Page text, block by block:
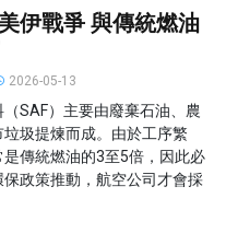
伊戰爭 與傳統燃油
2026-05-13
SAF）主要由廢棄石油、農
圾提煉而成。由於工序繁
是傳統燃油的3至5倍，因此必
政策推動，航空公司才會採